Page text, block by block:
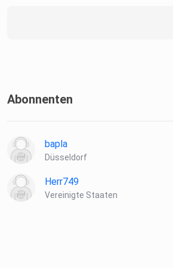
Abonnenten
bapla
Düsseldorf
Herr749
Vereinigte Staaten